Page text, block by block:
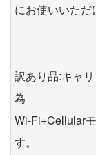
にお使いいただ
訳あり品:キャ
為
Wi-Fi+Cellular
す。